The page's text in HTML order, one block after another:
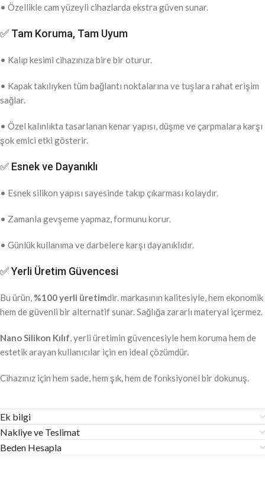
• Özellikle cam yüzeyli cihazlarda ekstra güven sunar.
✅ Tam Koruma, Tam Uyum
• Kalıp kesimi cihazınıza bire bir oturur.
• Kapak takılıyken tüm bağlantı noktalarına ve tuşlara rahat erişim
sağlar.
• Özel kalınlıkta tasarlanan kenar yapısı, düşme ve çarpmalara karşı
şok emici etki gösterir.
✅ Esnek ve Dayanıklı
• Esnek silikon yapısı sayesinde takıp çıkarması kolaydır.
• Zamanla gevşeme yapmaz, formunu korur.
• Günlük kullanıma ve darbelere karşı dayanıklıdır.
✅ Yerli Üretim Güvencesi
Bu ürün, %100 yerli üretimdir. markasının kalitesiyle, hem ekonomik
hem de güvenli bir alternatif sunar. Sağlığa zararlı materyal içermez.
Nano Silikon Kılıf, yerli üretimin güvencesiyle hem koruma hem de
estetik arayan kullanıcılar için en ideal çözümdür.
Cihazınız için hem sade, hem şık, hem de fonksiyonel bir dokunuş.
Ek bilgi
Nakliye ve Teslimat
Beden Hesapla